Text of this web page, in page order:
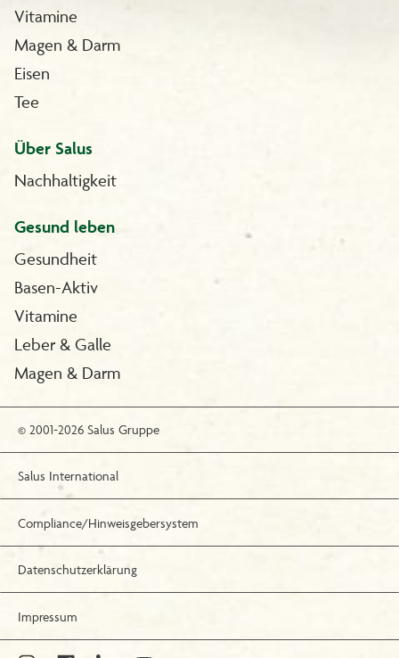
Vitamine
Magen & Darm
Eisen
Tee
Über Salus
Nachhaltigkeit
Gesund leben
Gesundheit
Basen-Aktiv
Vitamine
Leber & Galle
Magen & Darm
© 2001-2026 Salus Gruppe
Salus International
Compliance/Hinweisgebersystem
Datenschutzerklärung
Impressum